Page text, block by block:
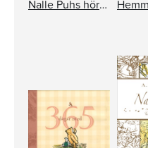
Nalle Puhs hörna - jubileumsutgåva